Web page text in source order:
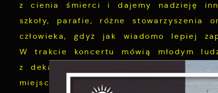
z cienia śmierci i dajemy nadzieję
szkoły, parafie, różne
człowieka, gdyż jak wiadomo lepiej
W trakcie koncertu mówią młodym
z dekalogu, dzielą się z nimi
miejsc, a działalność możemy